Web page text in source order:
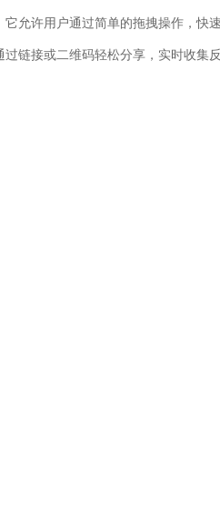
允许用户通过简单的拖拽操作，快
链接或二维码轻松分享，实时收集